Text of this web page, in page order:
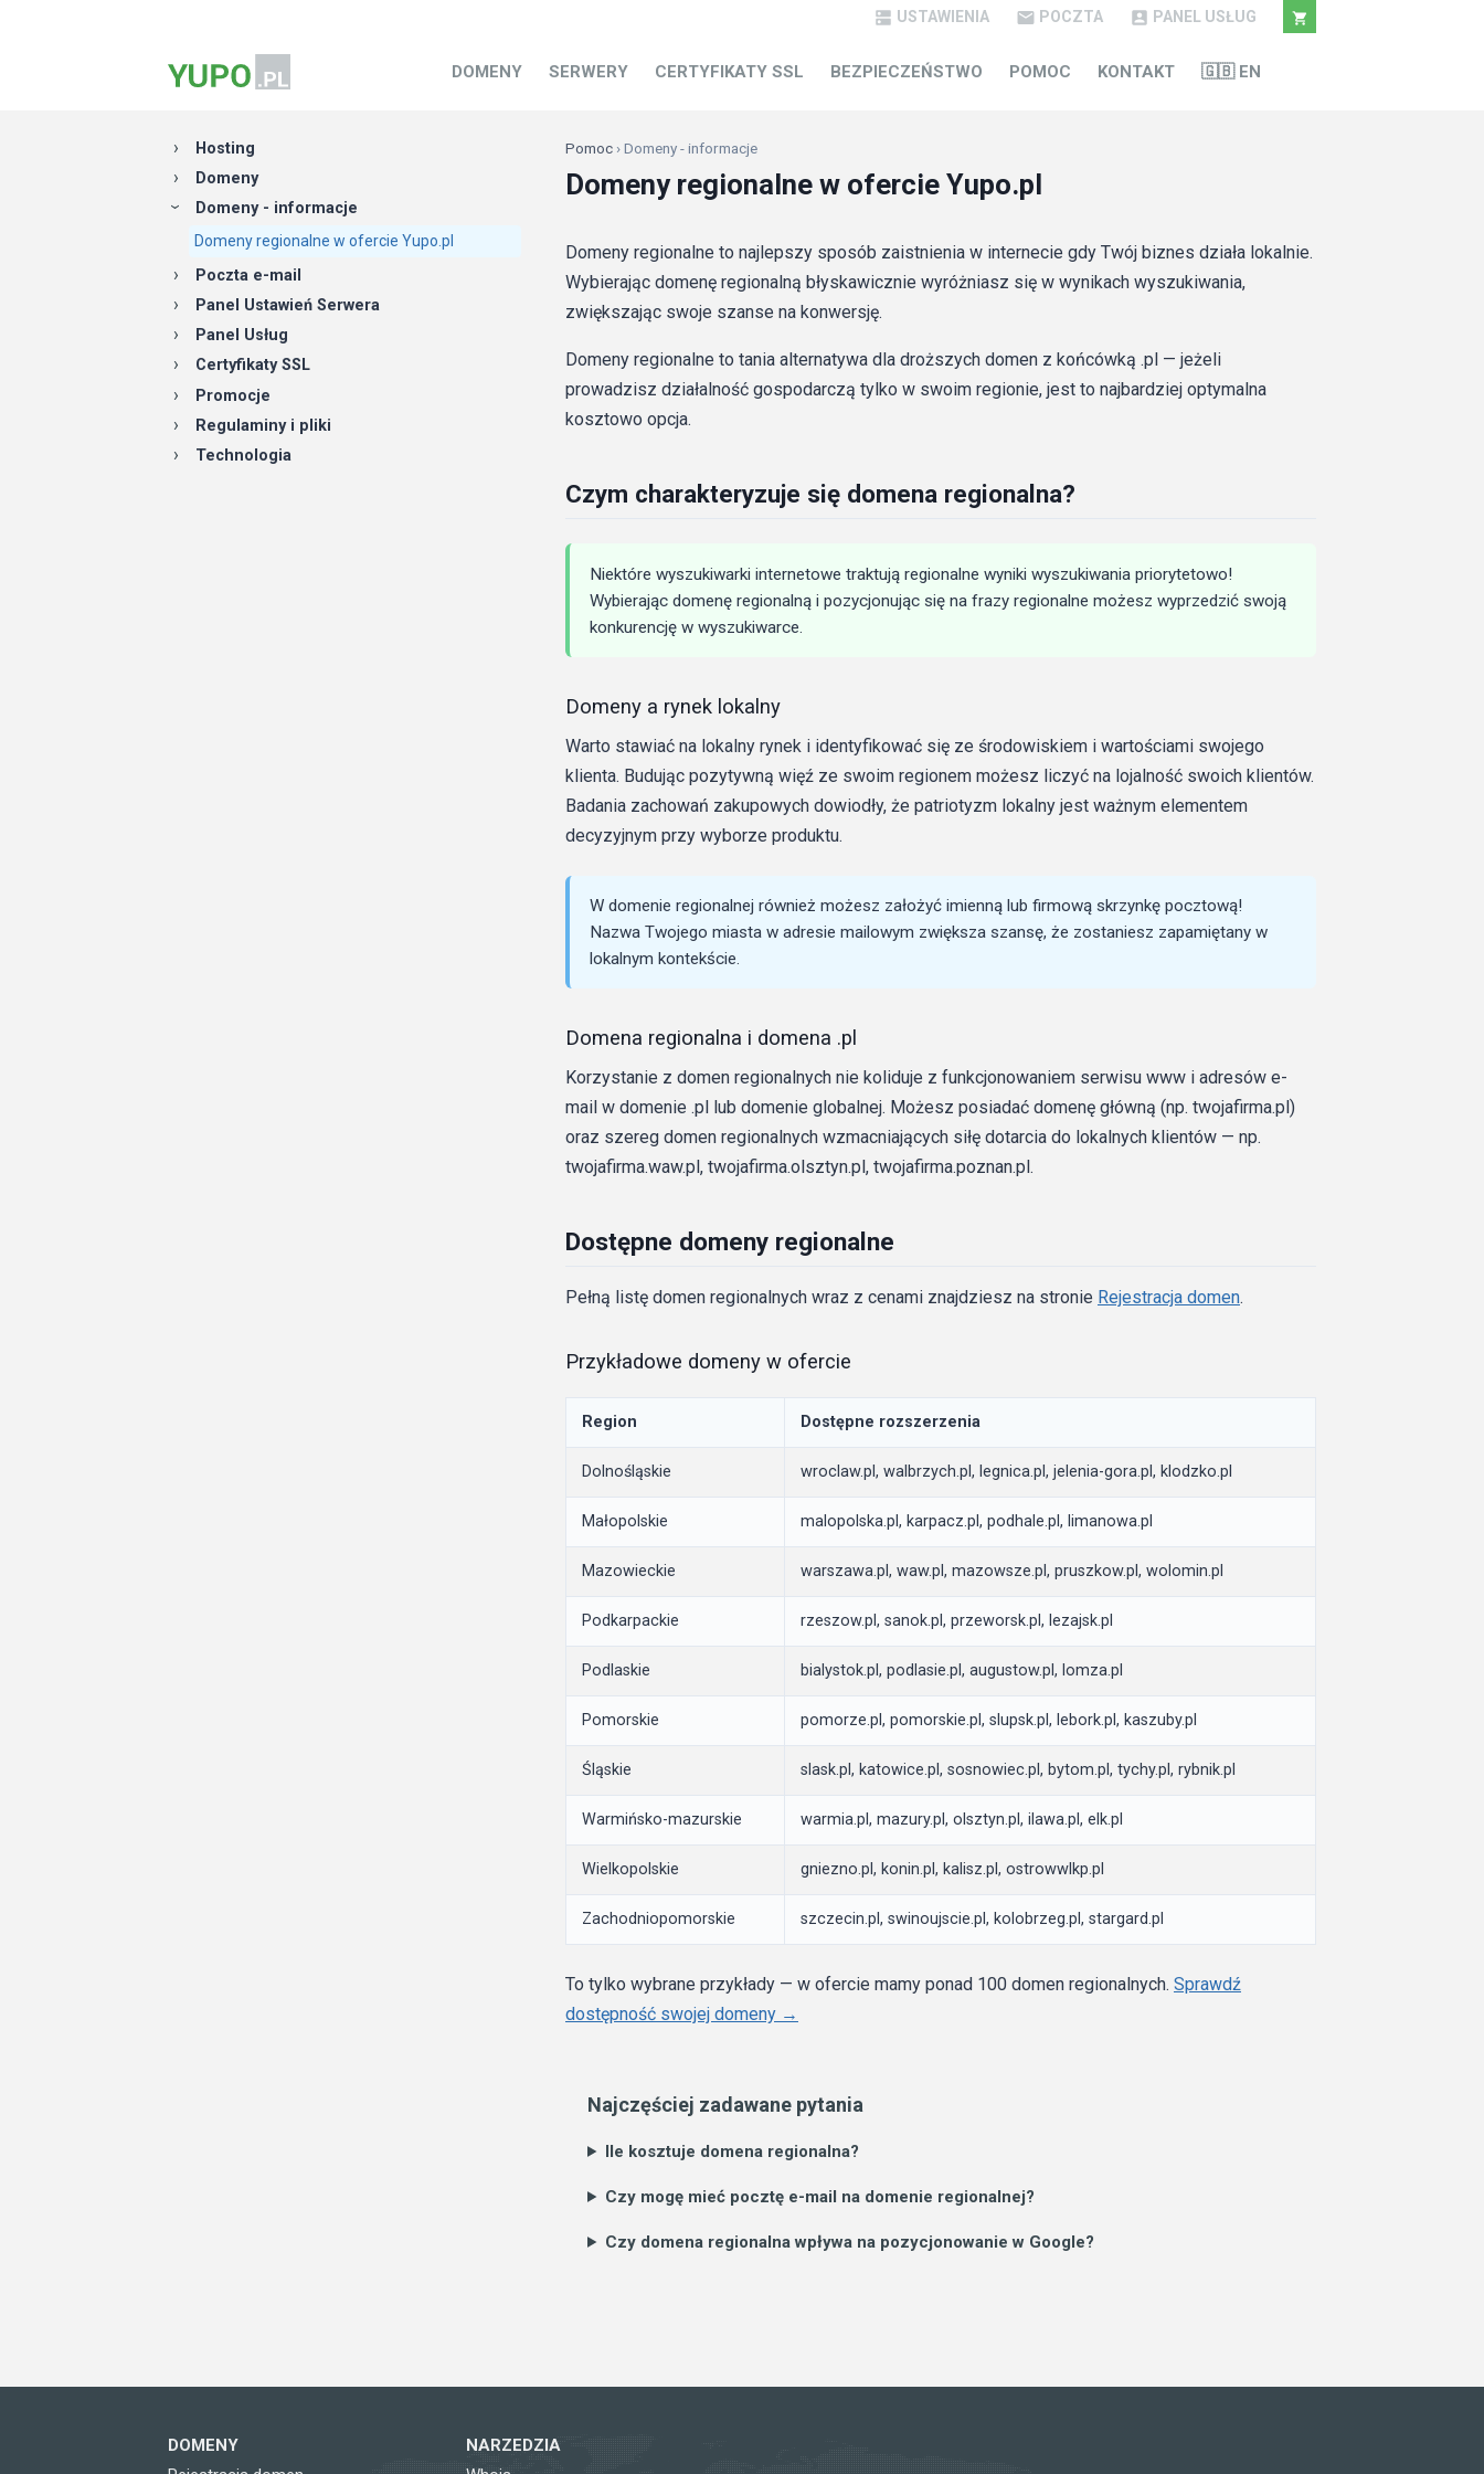
 USTAWIENIA  POCZTA  PANEL USŁUG 
DOMENY SERWERY CERTYFIKATY SSL BEZPIECZEŃSTWO POMOC KONTAKT 🇬🇧 EN
POMOC
Hosting
Domeny
Domeny - informacje
Domeny regionalne w ofercie Yupo.pl
Poczta e-mail
Panel Ustawień Serwera
Panel Usług
Certyfikaty SSL
Promocje
Regulaminy i pliki
Technologia
Pomoc› Domeny - informacje
Domeny regionalne w ofercie Yupo.pl
Domeny regionalne to najlepszy sposób zaistnienia w internecie gdy Twój biznes działa lokalnie.
Wybierając domenę regionalną błyskawicznie wyróżniasz się w wynikach wyszukiwania,
zwiększając swoje szanse na konwersję.
Domeny regionalne to tania alternatywa dla droższych domen z końcówką .pl — jeżeli
prowadzisz działalność gospodarczą tylko w swoim regionie, jest to najbardziej optymalna
kosztowo opcja.
Czym charakteryzuje się domena regionalna?
Niektóre wyszukiwarki internetowe traktują regionalne wyniki wyszukiwania priorytetowo!
Wybierając domenę regionalną i pozycjonując się na frazy regionalne możesz wyprzedzić swoją
konkurencję w wyszukiwarce.
Domeny a rynek lokalny
Warto stawiać na lokalny rynek i identyfikować się ze środowiskiem i wartościami swojego
klienta. Budując pozytywną więź ze swoim regionem możesz liczyć na lojalność swoich klientów.
Badania zachowań zakupowych dowiodły, że patriotyzm lokalny jest ważnym elementem
decyzyjnym przy wyborze produktu.
W domenie regionalnej również możesz założyć imienną lub firmową skrzynkę pocztową!
Nazwa Twojego miasta w adresie mailowym zwiększa szansę, że zostaniesz zapamiętany w
lokalnym kontekście.
Domena regionalna i domena .pl
Korzystanie z domen regionalnych nie koliduje z funkcjonowaniem serwisu www i adresów e-
mail w domenie .pl lub domenie globalnej. Możesz posiadać domenę główną (np. twojafirma.pl)
oraz szereg domen regionalnych wzmacniających siłę dotarcia do lokalnych klientów — np.
twojafirma.waw.pl, twojafirma.olsztyn.pl, twojafirma.poznan.pl.
Dostępne domeny regionalne
Pełną listę domen regionalnych wraz z cenami znajdziesz na stronie Rejestracja domen.
Przykładowe domeny w ofercie
Region Dostępne rozszerzenia
Dolnośląskie wroclaw.pl, walbrzych.pl, legnica.pl, jelenia-gora.pl, klodzko.pl
Małopolskie malopolska.pl, karpacz.pl, podhale.pl, limanowa.pl
Mazowieckie warszawa.pl, waw.pl, mazowsze.pl, pruszkow.pl, wolomin.pl
Podkarpackie rzeszow.pl, sanok.pl, przeworsk.pl, lezajsk.pl
Podlaskie bialystok.pl, podlasie.pl, augustow.pl, lomza.pl
Pomorskie pomorze.pl, pomorskie.pl, slupsk.pl, lebork.pl, kaszuby.pl
Śląskie slask.pl, katowice.pl, sosnowiec.pl, bytom.pl, tychy.pl, rybnik.pl
Warmińsko-mazurskie warmia.pl, mazury.pl, olsztyn.pl, ilawa.pl, elk.pl
Wielkopolskie gniezno.pl, konin.pl, kalisz.pl, ostrowwlkp.pl
Zachodniopomorskie szczecin.pl, swinoujscie.pl, kolobrzeg.pl, stargard.pl
To tylko wybrane przykłady — w ofercie mamy ponad 100 domen regionalnych. Sprawdź
dostępność swojej domeny →
Najczęściej zadawane pytania
Ile kosztuje domena regionalna?
Czy mogę mieć pocztę e-mail na domenie regionalnej?
Czy domena regionalna wpływa na pozycjonowanie w Google?
DOMENY
NARZEDZIA